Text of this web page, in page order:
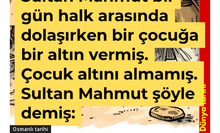
Osmanlı tarihi